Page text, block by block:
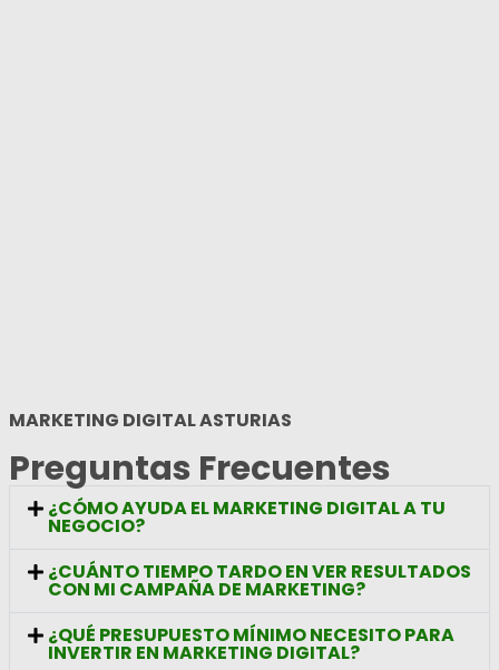
MARKETING DIGITAL ASTURIAS
Preguntas Frecuentes
¿CÓMO AYUDA EL MARKETING DIGITAL A TU
NEGOCIO?
¿CUÁNTO TIEMPO TARDO EN VER RESULTADOS
CON MI CAMPAÑA DE MARKETING?
¿QUÉ PRESUPUESTO MÍNIMO NECESITO PARA
INVERTIR EN MARKETING DIGITAL?